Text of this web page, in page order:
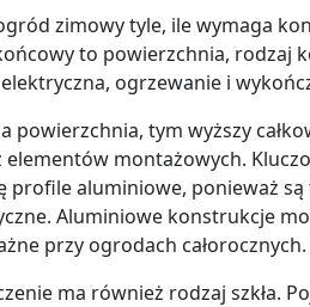
zimowy tyle, ile wymaga
to powierzchnia, rodzaj
ogrzewanie i
powierzchnia, tym wyższy
elementów montażowych.
profile aluminiowe, ponieważ
Aluminiowe konstrukcje
przy ogrodach całorocznych.
ma również rodzaj szkła.